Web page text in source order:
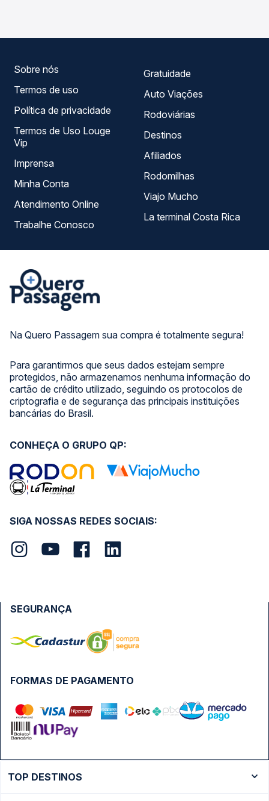
Na Quero Passagem sua compra é totalmente segura!
Para garantirmos que seus dados estejam sempre
protegidos, não armazenamos nenhuma informação do
cartão de crédito utilizado, seguindo os protocolos de
criptografia e de segurança das principais instituições
bancárias do Brasil.
Sobre nós
Termos de uso
Política de privacidade
Termos de Uso Louge
Vip
Imprensa
Minha Conta
Atendimento Online
Trabalhe Conosco
Gratuidade
Auto Viações
Rodoviárias
Destinos
Afiliados
Rodomilhas
Viajo Mucho
La terminal Costa Rica
SIGA NOSSAS REDES SOCIAIS:
CONHEÇA O GRUPO QP:
FORMAS DE PAGAMENTO
SEGURANÇA
TOP DESTINOS